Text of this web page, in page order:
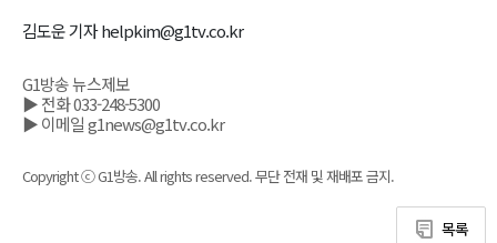
김도운 기자 helpkim@g1tv.co.kr
G1방송 뉴스제보
▶ 전화 033-248-5300
▶ 이메일 g1news@g1tv.co.kr
Copyright ⓒ G1방송. All rights reserved. 무단 전재 및 재배포 금지.
목록